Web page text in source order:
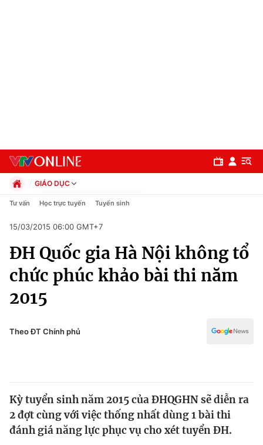
Chuyên mục
Chính trị
Xã hội
Pháp luật
Thế giới
Tin tức
Kinh tế
GIÁO DỤC
Chính trị
Pháp luật
Kinh tế
Thể thao
Truyền hình
Văn hóa - Giải trí
Y tế
Công nghệ
Tư vấn Học trực tuyến Tuyển sinh
15/03/2015 06:00 GMT+7
ĐH Quốc gia Hà Nội không tổ
chức phúc khảo bài thi năm
2015
Theo ĐT Chính phủ
Kỳ tuyển sinh năm 2015 của ĐHQGHN sẽ diễn ra
2 đợt cùng với việc thống nhất dùng 1 bài thi
đánh giá năng lực phục vụ cho xét tuyển ĐH.